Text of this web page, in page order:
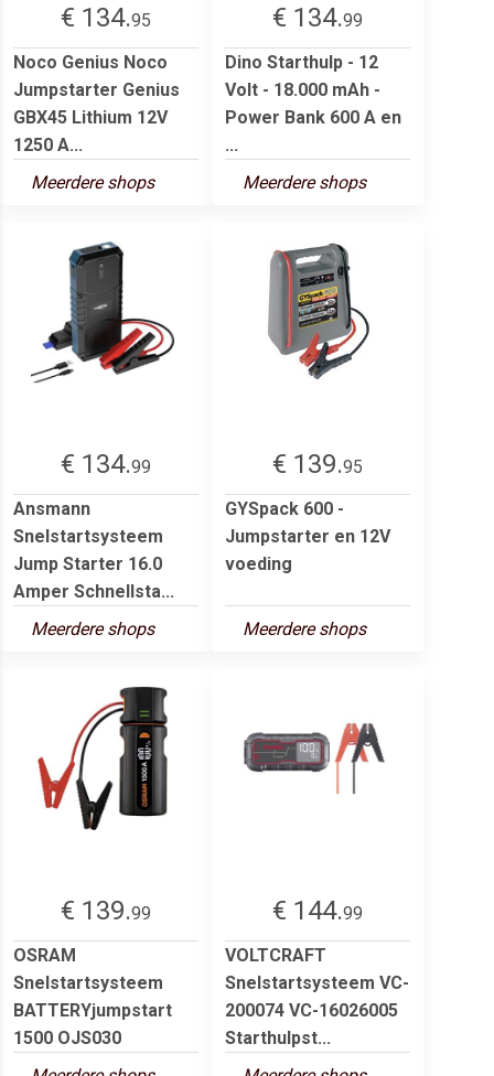
€ 134.95
Noco Genius Noco
Jumpstarter Genius
GBX45 Lithium 12V
1250 A...
Meerdere shops
€ 134.99
Dino Starthulp - 12
Volt - 18.000 mAh -
Power Bank 600 A en
...
Meerdere shops
€ 134.99
Ansmann
Snelstartsysteem
Jump Starter 16.0
Amper Schnellsta...
Meerdere shops
€ 139.95
GYSpack 600 -
Jumpstarter en 12V
voeding
Meerdere shops
€ 139.99
OSRAM
Snelstartsysteem
BATTERYjumpstart
1500 OJS030
€ 144.99
VOLTCRAFT
Snelstartsysteem VC-
200074 VC-16026005
Starthulpst...